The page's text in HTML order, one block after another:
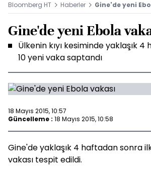
Bloomberg HT Haberler Gine'de yeni
Gine'de yeni Ebola
Ülkenin kıyı kesiminde yaklaşık
10 yeni vaka saptandı
18 Mayıs 2015, 10:57
Güncelleme : 18 Mayıs 2015, 10:58
Gine'de yaklaşık 4 haftadan sonra
vakası tespit edildi.